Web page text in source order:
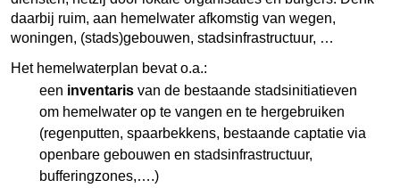
daarbij ruim, aan hemelwater afkomstig van wegen,
woningen, (stads)gebouwen, stadsinfrastructuur, …
Het hemelwaterplan bevat o.a.:
een inventaris van de bestaande stadsinitiatieven
om hemelwater op te vangen en te hergebruiken
(regenputten, spaarbekkens, bestaande captatie via
openbare gebouwen en stadsinfrastructuur,
bufferingzones,….)